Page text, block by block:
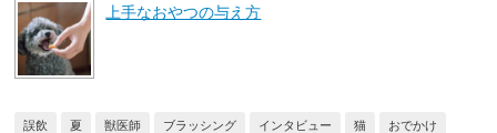
上手なおやつの与え方
誤飲 夏 獣医師 ブラッシング インタビュー 猫 おでかけ